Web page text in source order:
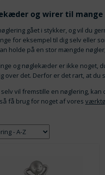
og wirer til
gået i stykker, og vil du
for eksempel til dig selv eller
holde på en stor mængde
og nøglekæder er ikke noget,
over det. Derfor er det rart, at du
selv vil fremstille en nøglering,
få brug for noget af vores